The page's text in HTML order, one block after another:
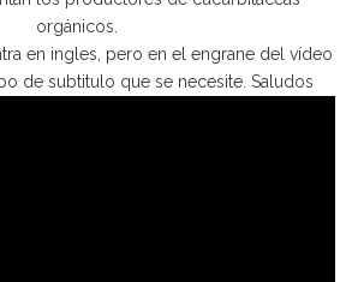
orgánicos.
en ingles, pero en el engrane del vídeo
de subtitulo que se necesite. Saludos